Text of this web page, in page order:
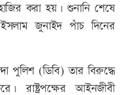
করা হয়। শুনানি শেষে
ইসলাম জুনাইদ পাঁচ দিনের
পুলিশ (ডিবি) তার বিরুদ্ধে
রাষ্ট্রপক্ষের আইনজীবী